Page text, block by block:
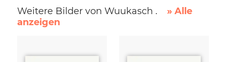
Weitere Bilder von Wuukasch .
» Alle
anzeigen